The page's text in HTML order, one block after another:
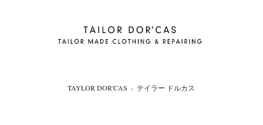
TAYLOR DOR'CAS  -  テイラー ドルカス